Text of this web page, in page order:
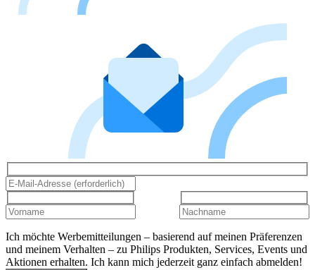
Ich möchte Werbemitteilungen – basierend auf meinen Präferenzen
und meinem Verhalten – zu Philips Produkten, Services, Events und
Aktionen erhalten. Ich kann mich jederzeit ganz einfach abmelden!